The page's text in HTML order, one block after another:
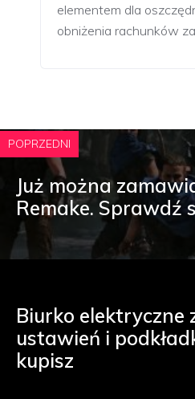
elementem dla
obniżenia rachunków
POPRZEDNI
Już można
Remake. Sprawdź
Biurko elektryczne
ustawień i
kupisz